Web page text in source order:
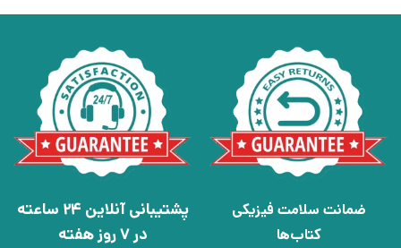
ضمانت سلامت فیزیکی
کتاب‌ها
پشتیبانی آنلاین 24 ساعته
در 7 روز هفته